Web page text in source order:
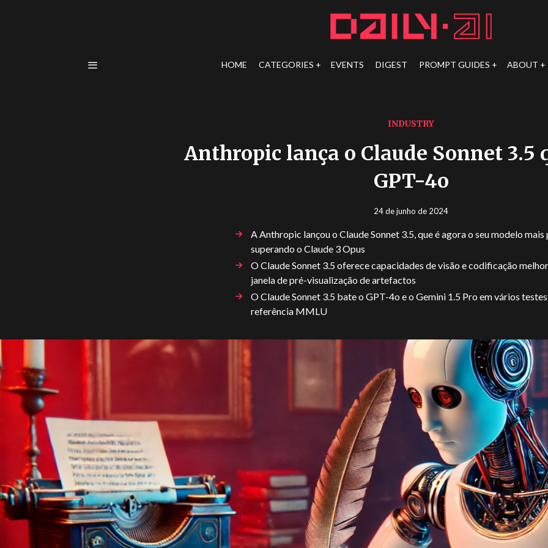
HOME CATEGORIES EVENTS DIGEST PROMPT GUIDES ABOUT
INDUSTRY
Anthropic lança o Claude Sonnet 3.5
GPT-4o
24 de junho de 2024
A Anthropic lançou o Claude Sonnet 3.5, que é agora o seu modelo
superando o Claude 3 Opus
O Claude Sonnet 3.5 oferece capacidades de visão e codificação
janela de pré-visualização de artefactos
O Claude Sonnet 3.5 bate o GPT-4o e o Gemini 1.5 Pro em vários
referência MMLU